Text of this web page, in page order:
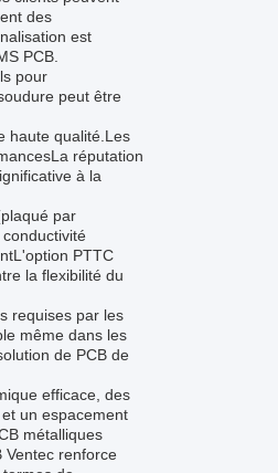
des
est
PCB.
pour
peut être
haute qualité.Les
réputation
à la
par
PTTC
la flexibilité du
requises par les
même dans les
de PCB de
efficace, des
un espacement
métalliques
Ventec renforce